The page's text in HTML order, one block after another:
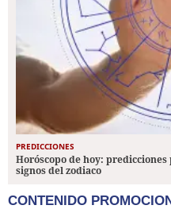
PREDICCIONES
Horóscopo de hoy:
signos del zodiaco
CONTENIDO